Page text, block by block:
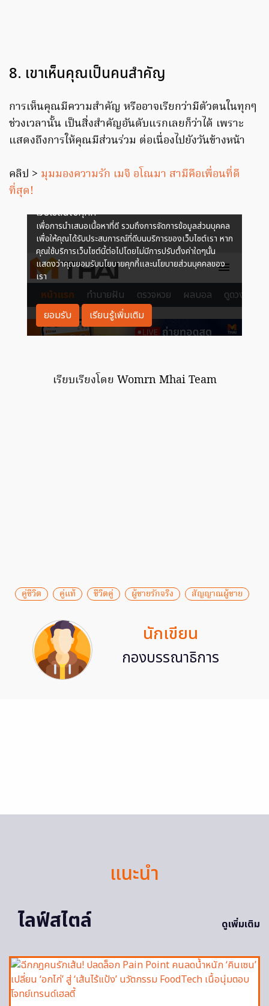
8. เขาเห็นคุณเป็นคนสำคัญ
การเห็นคุณมีความสำคัญ หรืออาจเรียกว่ามีตัวตนในทุกๆ
ช่วงเวลานั้น เป็นสิ่งสำคัญอันดับแรกเลยก็ว่าได้ เพราะ
แสดงถึงการให้คุณมีส่วนร่วม ต่อเนื่องไปยังวันข้างหน้า
คลิป > มุมมองความรัก เมจิ อโณมา สามีคือเพื่อนที่ดี
ที่สุด!
เรียบเรียงโดย Womrn Mhai Team
คู่ชีวิต คู่แท้ ชีวิตคู่ ผู้ชายรักจริง สัญญาณผู้ชาย
นักเขียน
กองบรรณาธิการ
แนะนำ
ไลฟ์สไตล์
ดูเพิ่มเติม